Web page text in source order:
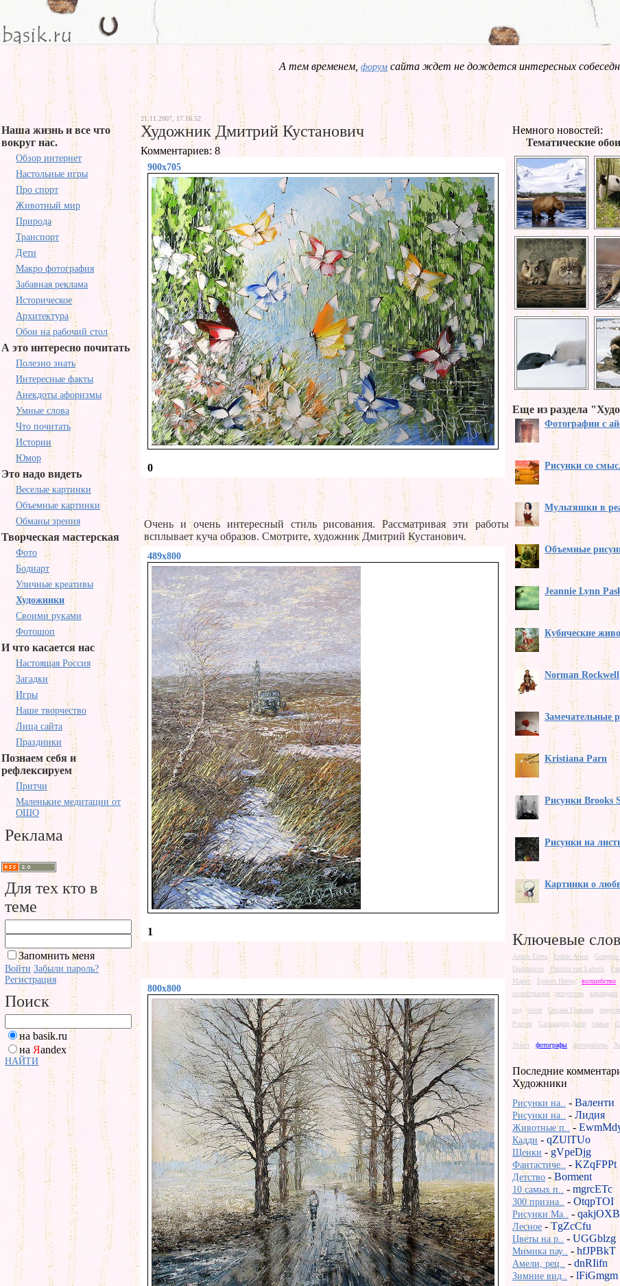
А тем временем, форум сайта ждет не дождется интересных
Наша жизнь и все что
вокруг нас.
Обзор интернет
Настольные игры
Про спорт
Животный мир
Природа
Транспорт
Дети
Макро фотография
Забавная реклама
Историческое
Архитектура
Обои на рабочий стол
А это интересно почитать
Полезно знать
Интересные факты
Анекдоты афоризмы
Умные слова
Что почитать
Истории
Юмор
Это надо видеть
Веселые картинки
Объемные картинки
Обманы зрения
Творческая мастерская
Фото
Бодиарт
Уличные креативы
Художники
Своими руками
Фотошоп
И что касается нас
Настоящая Россия
Загадки
Игры
Наше творчество
Лица сайта
Праздники
Познаем себя и
рефлексируем
Притчи
Маленькие медитации от
ОШО
Реклама
Для тех кто в
теме
Запомнить меня
Войти Забыли пароль?
Регистрация
Поиск
на basik.ru
на Яandex
НАЙТИ
21.11.2007, 17.16.52
Художник Дмитрий Кустанович
Комментариев: 8
900x705
0
Очень и очень интересный стиль рисования. Рассматривая эти работы
всплывает куча образов. Смотрите, художник Дмитрий Кустанович.
489x800
1
800x800
Немного новостей:
Тематические
Еще из раздела
Фотографии с
Рисунки со
Мультяшки в
Объемные
Jeannie Lynn
Кубические
Norman Rockwell
Замечательные
Kristiana Parn
Рисунки Brooks
Рисунки на
Картинки о
Ключевые
Arturo Elena Erdinc Altun
Domenicon
Patricia van Lubeck
Маркс
Брёгел Питер волшебство
иллюстрации
искусство карандаш
год обои Оксана Гривина
Россия
Сальвадор Дали самые
Углич фотографы фотоработы
Последние
Художники
Рисунки на.. - Валенти
Рисунки на.. - Лидия
Животные п.. -
Кадди - qZUlTUo
Щенки -gVpeDjg
Фантастиче.. - KZqFPPt
Детство -Borment
10 самых п.. - mgrcETc
300 призна.. - OtqpTOI
Рисунки Ma.. -qakjOXB
Лесное -TgZcCfu
Цветы на р.. - UGGblzg
Мимика пау.. -hfJPBkT
Амели, рец.. -dnRIifn
Зимние вид.. -lFiGmgm